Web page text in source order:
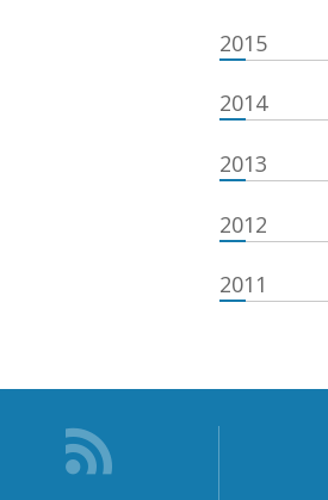
2015
2014
2013
2012
2011